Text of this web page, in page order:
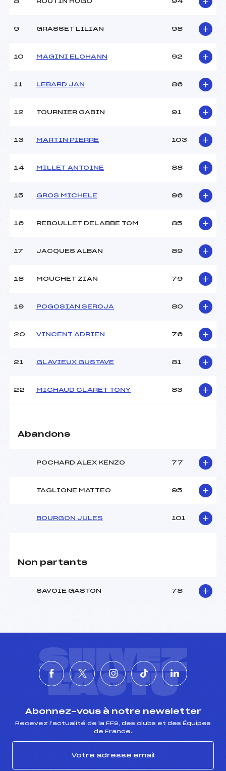
8 ROUTIN HUGO 94
9 GRASSET LILIAN 98
10 MAGINI ELOHANN 92
11 LEBARD JAN 86
12 TOURNIER GABIN 91
13 MARTIN PIERRE 103
14 MILLET ANTOINE 88
15 GROS MICHELE 96
16 REBOULLET DELABBE TOM 85
17 JACQUES ALBAN 89
18 MOUCHET ZIAN 79
19 POGOSIAN SEROJA 80
20 VINCENT ADRIEN 76
21 GLAVIEUX GUSTAVE 81
22 MICHAUD CLARET TONY 83
Abandons
POCHARD ALEX KENZO 77
TAGLIONE MATTEO 95
BOURGON JULES 101
Non partants
SAVOIE GASTON 78
SUIVEZ
L'ACTU
Abonnez-vous à notre newsletter
Recevez l’actualité de la FFS, des clubs et des Équipes
de France.